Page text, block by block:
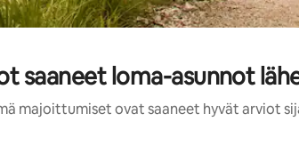
saaneet loma-asunnot
majoittumiset ovat saaneet hyvät arviot